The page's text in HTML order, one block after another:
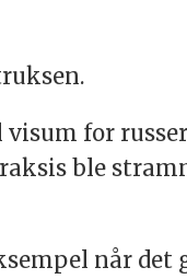
for
ble
når